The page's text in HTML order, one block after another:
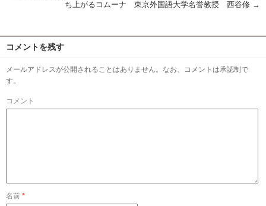
ち上がるコムーナ 東京外国語大学名誉教授 西谷修 →
コメントを残す
メールアドレスが公開されることはありません。なお、コメントは承認制で
す。
コメント
名前 *